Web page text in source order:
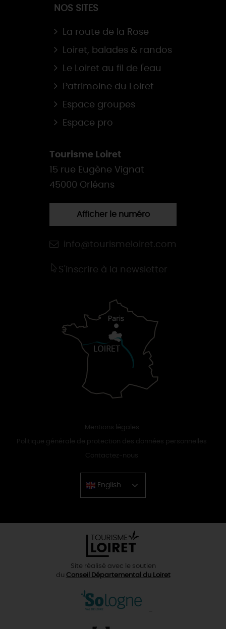
NOS SITES
La route de la Rose
Loiret, balades & randos
Le Loiret au fil de l'eau
Patrimoine du Loiret
Espace groupes
Espace pro
Tourisme Loiret
15 rue Eugène Vignat
45000 Orléans
Afficher le numéro
info@tourismeloiret.com
S'inscrire à la newsletter
Mentions légales
Politique générale de protection des données personnelles
Contactez-nous
English
Chinese
Site réalisé avec le soutien
du Conseil Départemental du Loiret